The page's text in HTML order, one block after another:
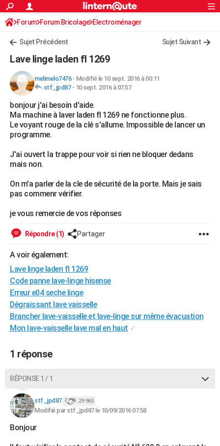
ACTUALITÉS
Politique
Société
Faits Divers
Education
Monde
Villes
+
FINANCE
Retraite
Impôts
Epargne
Immobilier
Risques naturels par ville
Banque
Assurance
Crédit
AUTO
Essais
Réserver un essai
Citadines
Berlines
SUV
Forum auto
+HIGH-TECH
Mobiles
Meilleur smartphone
Internet
Ordinateurs
Jeux vidéo
Guide high-tech
+BRICOLAGE
Forum
Aménagement intérieur
Extérieur
Cuisine
Salle de bains
Jardinage
Rangement
WEEK-END
Art de vivre
Modes de vie
SANTE
Alimentation
Guide de la santé
Maladies
Médicaments
Sommeil
VOYAGE
Destinations
City break
Voyage nature
Voyage de noces
Forum
Climat
PHOTO
GUIDES D'ACHAT
BONS PLANS
CARTE DE VOEUX
Carte de Noël
Carte Bonne année
Carte Saint-Valentin
Carte Pâques
Carte d'anniversaire
DICTIONNAIRE
Dictionnaire
Biographies
Citations
Expressions
Proverbes
PROGRAMME TV
COPAINS D'AVANT
FORUM
Bricolage
Lifestyle
Culture
Sport
Auto
Television
Voyage
Cinema
S'inscrire
Connexion
Forum Forum Bricolage Electroménager
Sujet Précédent Sujet Suivant
Lave linge laden fl 1269
melimelo7476- Modifié le 10 sept. 2016 à 00:11
stf_jpd87- 10 sept. 2016 à 07:57
bonjour j'ai besoin d'aide.
Ma machine à laver laden fl 1269 ne fonctionne plus.
Le voyant rouge de la clé s'allume. Impossible de lancer un
programme.
J'ai ouvert la trappe pour voir si rien ne bloquer dedans
mais non.
On m'a parler de la cle de sécurité de la porte. Mais je sais
pas commenr vérifier.
je vous remercie de vos réponses
Répondre (1) Partager
A voir également:
Lave linge laden fl 1269
Code panne lave-linge hisense
Erreur e04 seche linge
Dégraissant lave vaisselle
Brancher lave-vaisselle et lave-linge sur même évacuation
Mon lave-vaisselle lave mal en haut ✓
1 réponse
RÉPONSE 1 / 1
stf_jpd87 29 965
Modifié par stf_jpd87 le 10/09/2016 07:58
Bonjour